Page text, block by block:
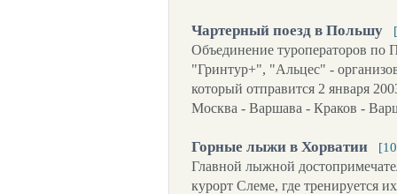
Чартерный поезд в Польшу
Объединение туроператоров
"Гринтур+", "Альцес" -
который отправится 2 января
Москва - Варшава - Краков -
Горные лыжи в Хорватии
Главной лыжной
курорт Слеме, где тренируется